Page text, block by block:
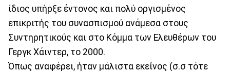
ίδιος υπήρξε έντονος και πολύ οργισμένος
επικριτής του συνασπισμού ανάμεσα στους
Συντηρητικούς και στο Κόμμα των Ελευθέρων του
Γεργκ Χάιντερ, το 2000.
Όπως αναφέρει, ήταν μάλιστα εκείνος (σ.σ τότε